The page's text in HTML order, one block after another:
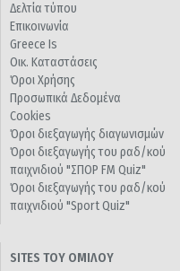
Δελτία τύπου
Επικοινωνία
Greece Is
Οικ. Καταστάσεις
Όροι Χρήσης
Προσωπικά Δεδομένα
Cookies
Όροι διεξαγωγής διαγωνισμών
Όροι διεξαγωγής του ραδ/κού
παιχνιδιού "ΣΠΟΡ FM Quiz"
Όροι διεξαγωγής του ραδ/κού
παιχνιδιού "Sport Quiz"
SITES ΤΟΥ ΟΜΙΛΟΥ